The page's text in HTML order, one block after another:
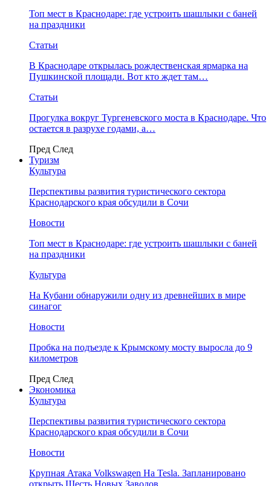
Топ мест в Краснодаре: где устроить шашлыки с баней
на праздники
Статьи
В Краснодаре открылась рождественская ярмарка на
Пушкинской площади. Вот кто ждет там…
Статьи
Прогулка вокруг Тургеневского моста в Краснодаре. Что
остается в разрухе годами, а…
Пред След
Туризм
Культура
Перспективы развития туристического сектора
Краснодарского края обсудили в Сочи
Новости
Топ мест в Краснодаре: где устроить шашлыки с баней
на праздники
Культура
На Кубани обнаружили одну из древнейших в мире
синагог
Новости
Пробка на подъезде к Крымскому мосту выросла до 9
километров
Пред След
Экономика
Культура
Перспективы развития туристического сектора
Краснодарского края обсудили в Сочи
Новости
Крупная Атака Volkswagen На Tesla. Запланировано
открыть Шесть Новых Заводов